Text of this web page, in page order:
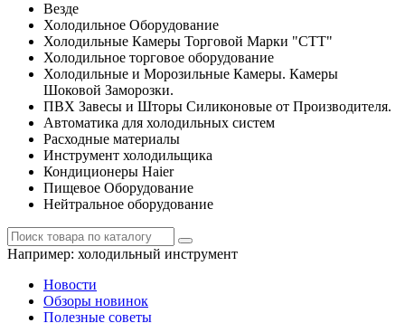
Везде
Холодильное Оборудование
Холодильные Камеры Торговой Марки "СТТ"
Холодильное торговое оборудование
Холодильные и Морозильные Камеры. Камеры
Шоковой Заморозки.
ПВХ Завесы и Шторы Силиконовые от Производителя.
Автоматика для холодильных систем
Расходные материалы
Инструмент холодильщика
Кондиционеры Haier
Пищевое Оборудование
Нейтральное оборудование
Например: холодильный инструмент
Новости
Обзоры новинок
Полезные советы